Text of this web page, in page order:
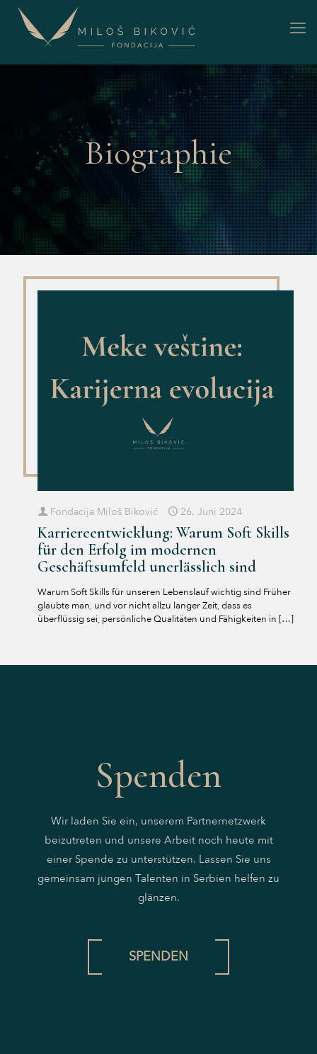
Biographie
Fondacija Miloš Biković 26. Juni 2024
Karriereentwicklung: Warum Soft Skills
für den Erfolg im modernen
Geschäftsumfeld unerlässlich sind
Warum Soft Skills für unseren Lebenslauf wichtig sind Früher
glaubte man, und vor nicht allzu langer Zeit, dass es
überflüssig sei, persönliche Qualitäten und Fähigkeiten in […]
Spenden
Wir laden Sie ein, unserem Partnernetzwerk
beizutreten und unsere Arbeit noch heute mit
einer Spende zu unterstützen. Lassen Sie uns
gemeinsam jungen Talenten in Serbien helfen zu
glänzen.
SPENDEN